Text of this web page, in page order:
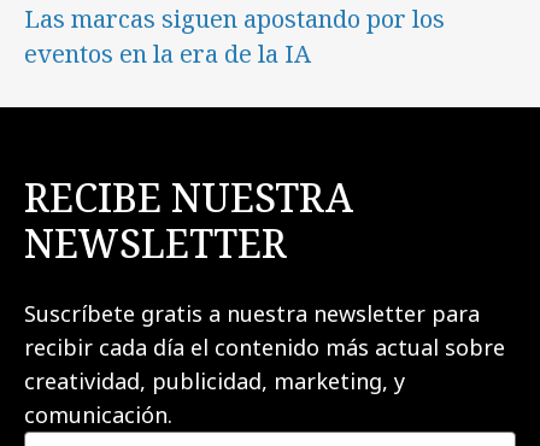
Las marcas siguen apostando por los
eventos en la era de la IA
RECIBE NUESTRA
NEWSLETTER
Suscríbete gratis a nuestra newsletter para
recibir cada día el contenido más actual sobre
creatividad, publicidad, marketing, y
comunicación.